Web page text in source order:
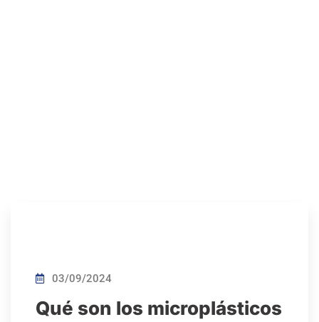
03/09/2024
Qué son los microplásticos